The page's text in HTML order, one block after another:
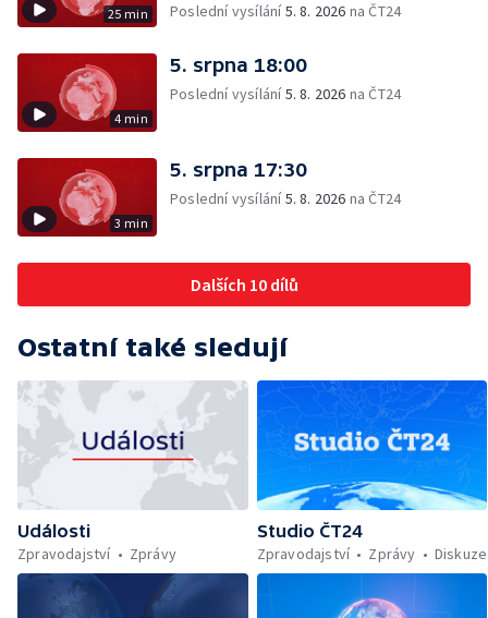
25 min
Poslední vysílání5. 8. 2026 na ČT24
4 min
5. srpna 18:00
Poslední vysílání5. 8. 2026 na ČT24
3 min
5. srpna 17:30
Poslední vysílání5. 8. 2026 na ČT24
Dalších 10 dílů
Ostatní také sledují
Události
Zpravodajství
Zprávy
Studio ČT24
Zpravodajství
Zprávy Diskuze